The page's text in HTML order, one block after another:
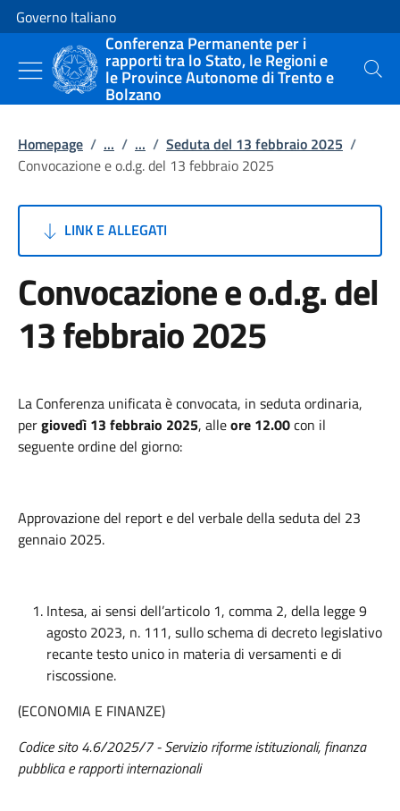
Vai al contenuto
Vai alla navigazione del sito
Governo Italiano
Conferenza Permanente per i
rapporti tra lo Stato, le Regioni e
le Province Autonome di Trento e
Bolzano
Cerca
Homepage / ... / ... / Seduta del 13 febbraio 2025 /
Convocazione e o.d.g. del 13 febbraio 2025
LINK E ALLEGATI
Convocazione e o.d.g. del
13 febbraio 2025
La Conferenza unificata è convocata, in seduta ordinaria,
pergiovedì 13 febbraio 2025, alleore 12.00con il
seguente ordine del giorno:
Approvazione del report e del verbale della seduta del 23
gennaio 2025.
Intesa, ai sensi dell’articolo 1, comma 2, della legge 9
agosto 2023, n. 111, sullo schema di decreto legislativo
recante testo unico in materia di versamenti e di
riscossione.
(ECONOMIA E FINANZE)
Codice sito 4.6/2025/7 - Servizio riforme istituzionali, finanza
pubblica e rapporti internazionali